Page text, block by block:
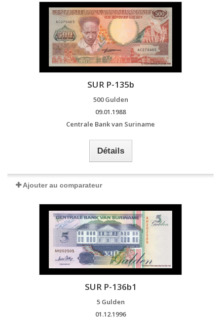
SUR P-135b
500 Gulden
09.01.1988
Centrale Bank van Suriname
Détails
Ajouter au comparateur
SUR P-136b1
5 Gulden
01.12.1996